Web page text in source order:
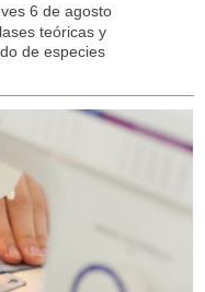
6 de agosto
teóricas y
de especies